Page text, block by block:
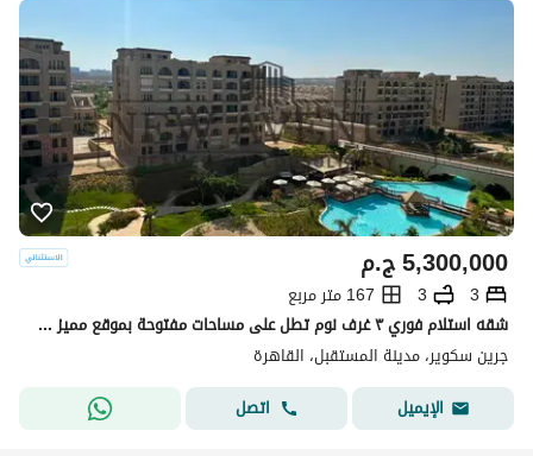
ج.م5,300,000
3
3
167 متر مربع
شقه استلام فوري ٣ غرف نوم تطل على مساحات مفتوحة بموقع مميز في جرين سكوير المستقبل سيتي Green Square Mostakbal City
جرين سكوير، مدينة المستقبل، القاهرة
الإيميل
اتصل